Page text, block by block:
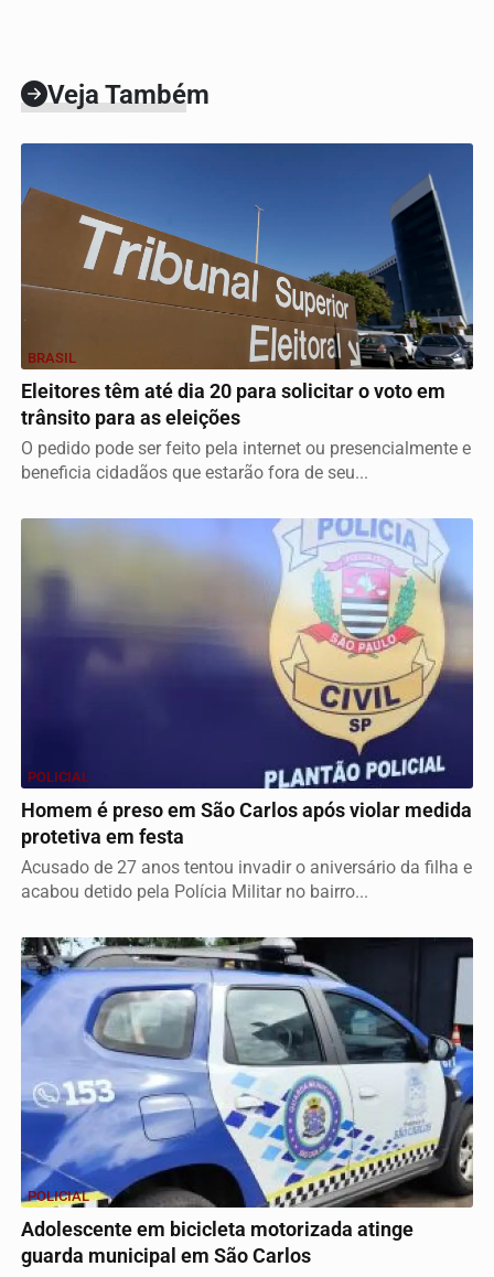
Veja Também
BRASIL
Eleitores têm até dia 20 para solicitar o voto em
trânsito para as eleições
O pedido pode ser feito pela internet ou presencialmente e
beneficia cidadãos que estarão fora de seu...
POLICIAL
Homem é preso em São Carlos após violar medida
protetiva em festa
Acusado de 27 anos tentou invadir o aniversário da filha e
acabou detido pela Polícia Militar no bairro...
POLICIAL
Adolescente em bicicleta motorizada atinge
guarda municipal em São Carlos